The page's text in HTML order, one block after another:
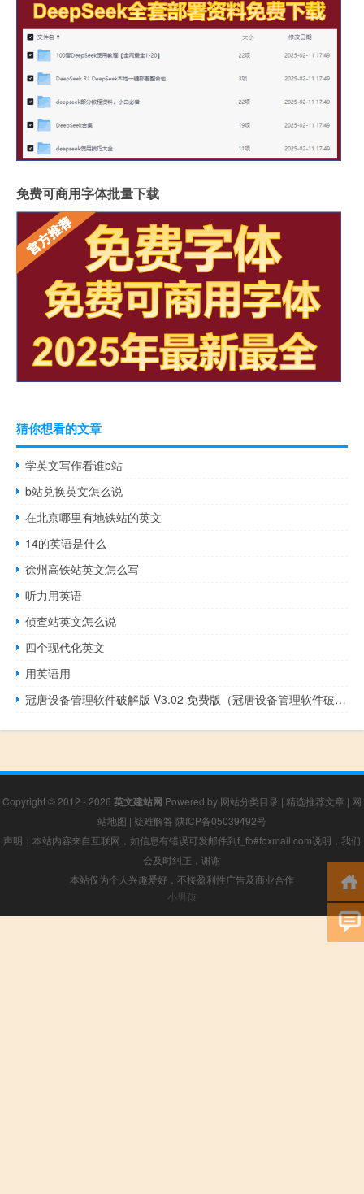
免费可商用字体批量下载
猜你想看的文章
学英文写作看谁b站
b站兑换英文怎么说
在北京哪里有地铁站的英文
14的英语是什么
徐州高铁站英文怎么写
听力用英语
侦查站英文怎么说
四个现代化英文
用英语用
冠唐设备管理软件破解版 V3.02 免费版（冠唐设备管理软件破解版 V3.02 免费版功能简介）
Copyright © 2012 - 2026 英文建站网 Powered by 网站分类目录 | 精选推荐文章 | 网
站地图 | 疑难解答 陕ICP备05039492号
声明：本站内容来自互联网，如信息有错误可发邮件到f_fb#foxmail.com说明，我们
会及时纠正，谢谢
本站仅为个人兴趣爱好，不接盈利性广告及商业合作
小男孩